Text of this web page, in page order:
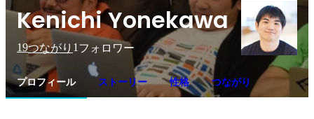
Kenichi Yonekawa
19つながり 1 フォロワー
プロフィール ストーリー 性格 つながり